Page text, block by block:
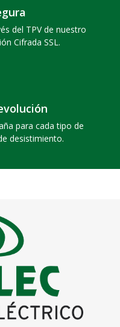
del TPV de nuestro
Cifrada SSL.
para cada tipo de
desistimiento.